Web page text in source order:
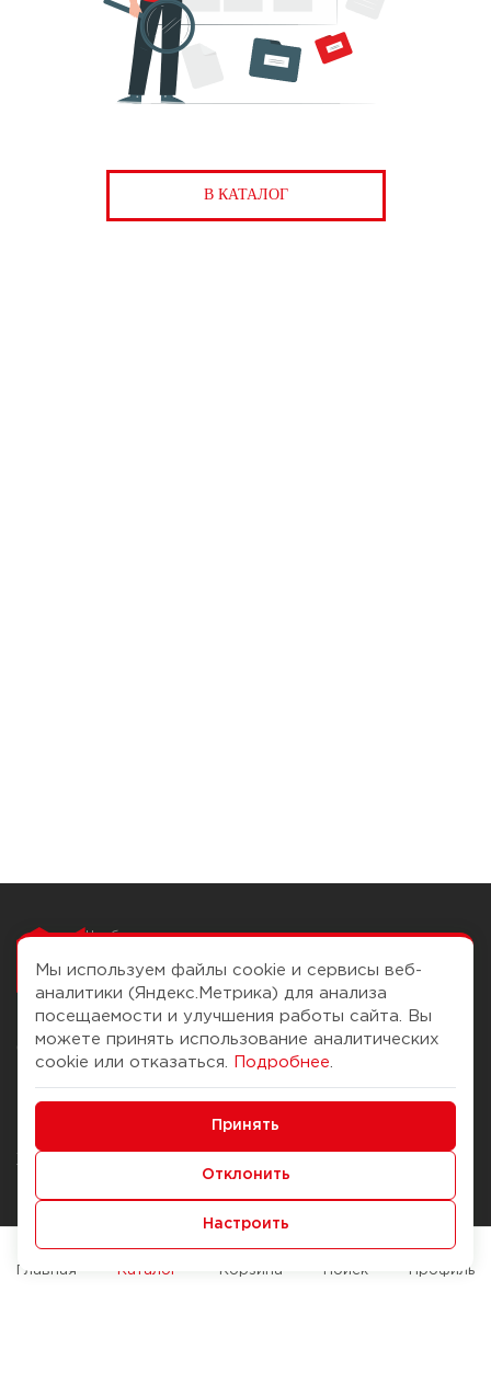
В КАТАЛОГ
Чтобы вам легко
О компании
История Компании
Журнал
Наши марки
Брендирование
Помощь
Доставка и оплата
Способы оплаты
Служба контроля качества
Мы используем файлы cookie и сервисы веб-
аналитики (Яндекс.Метрика) для анализа
посещаемости и улучшения работы сайта. Вы
можете принять использование аналитических
cookie или отказаться.
Подробнее
Принять
Отклонить
Настроить
Главная Каталог Корзина Поиск Профиль